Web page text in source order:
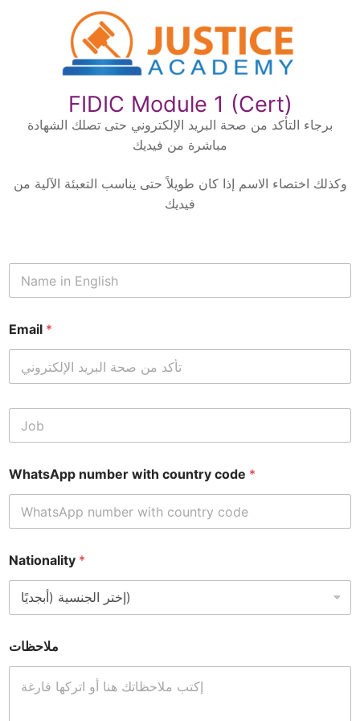
FIDIC Module 1 (Cert)
برجاء التأكد من صحة البريد الإلكتروني حتى تصلك الشهادة
مباشرة من فيديك
وكذلك اختصاء الاسم إذا كان طويلاً حتى يناسب التعبئة الآلية من
فيديك
N
m
*
Email *
J
b
WhatsApp number with country code *
Nationality *
ملاحظات